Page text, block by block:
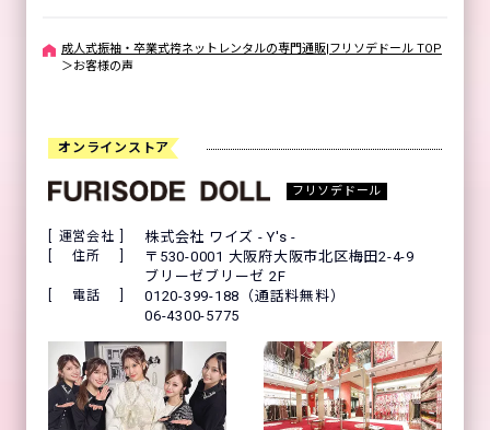
成人式振袖・卒業式袴ネットレンタルの専門通販|フリソデドール TOP
＞お客様の声
オンラインストア
フリソデドール
運営会社 株式会社 ワイズ - Y's -
住所
〒530-0001 大阪府大阪市北区梅田2-4-9
ブリーゼブリーゼ 2F
電話
0120-399-188（通話料無料）
06-4300-5775